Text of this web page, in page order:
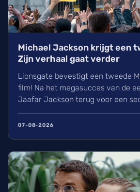
Michael Jackson krijgt een
Zijn verhaal gaat verder
Lionsgate bevestigt een tweede
film! Na het megasucces van de
Jaafar Jackson terug voor een
90 belicht. Regisseur Antoine
al 30% van de film opgenomen. Wij
07-08-2026